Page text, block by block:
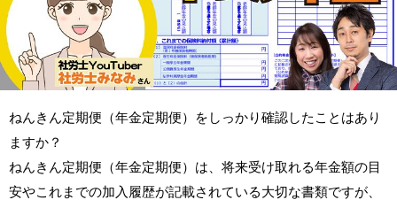
ねんきん定期便（年金定期便）をしっかり確認したことはあり
ますか？
ねんきん定期便（年金定期便）は、将来受け取れる年金額の目
安やこれまでの加入履歴が記載されている大切な書類ですが、